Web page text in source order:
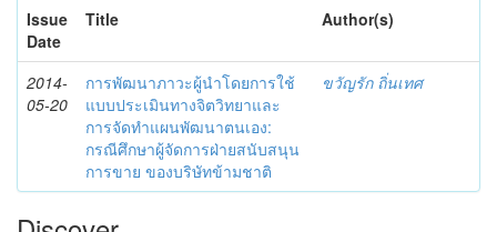
Issue
Date
Title Author(s)
2014-
05-20
การพัฒนาภาวะผู้นำโดยการใช้
แบบประเมินทางจิตวิทยาและ
การจัดทำแผนพัฒนาตนเอง:
กรณีศึกษาผู้จัดการฝ่ายสนับสนุน
การขาย ของบริษัทข้ามชาติ
ขวัญรัก ถิ่นเทศ